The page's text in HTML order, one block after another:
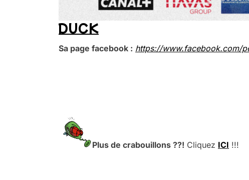
DUCK
Sa page facebook : https://www.facebook.com/
Plus de crabouillons ??! Cliquez ICI !!!